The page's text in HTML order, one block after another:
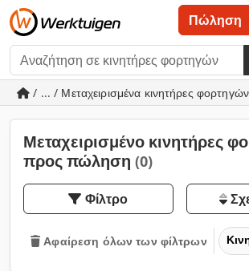
Πώληση
/ ... / Μεταχειρισμένα κινητήρες φορτηγών
Μεταχειρισμένο κινητήρες
προς πώληση (0)
Φίλτρο
Αφαίρεση όλων των φίλτρων